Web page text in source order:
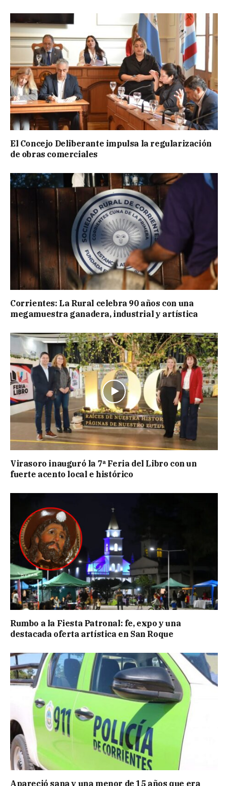
El Concejo Deliberante impulsa la regularización
de obras comerciales
Corrientes: La Rural celebra 90 años con una
megamuestra ganadera, industrial y artística
Virasoro inauguró la 7ª Feria del Libro con un
fuerte acento local e histórico
Rumbo a la Fiesta Patronal: fe, expo y una
destacada oferta artística en San Roque
Apareció sana y una menor de 15 años que era